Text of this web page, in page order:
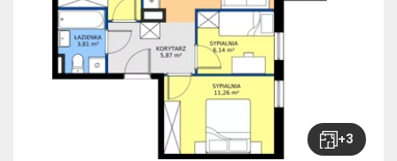
+3